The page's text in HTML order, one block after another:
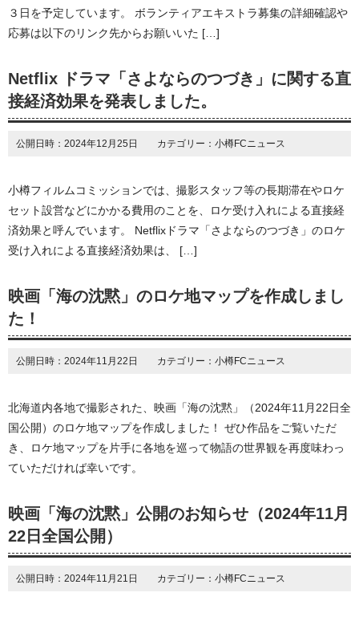
３日を予定しています。 ボランティアエキストラ募集の詳細確認や
応募は以下のリンク先からお願いいた […]
Netflix ドラマ「さよならのつづき」に関する直
接経済効果を発表しました。
公開日時：2024年12月25日 カテゴリー：小樽FCニュース
小樽フィルムコミッションでは、撮影スタッフ等の長期滞在やロケ
セット設営などにかかる費用のことを、ロケ受け入れによる直接経
済効果と呼んでいます。 Netflixドラマ「さよならのつづき」のロケ
受け入れによる直接経済効果は、 […]
映画「海の沈黙」のロケ地マップを作成しまし
た！
公開日時：2024年11月22日 カテゴリー：小樽FCニュース
北海道内各地で撮影された、映画「海の沈黙」（2024年11月22日全
国公開）のロケ地マップを作成しました！ ぜひ作品をご覧いただ
き、ロケ地マップを片手に各地を巡って物語の世界観を再度味わっ
ていただければ幸いです。
映画「海の沈黙」公開のお知らせ（2024年11月
22日全国公開）
公開日時：2024年11月21日 カテゴリー：小樽FCニュース